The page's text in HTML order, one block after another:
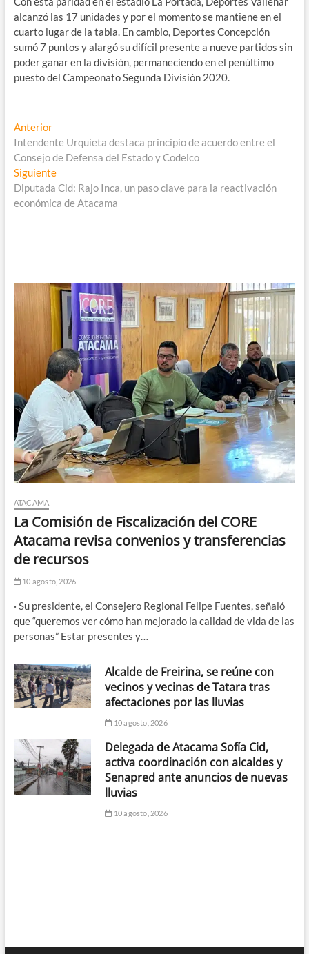
alcanzó las 17 unidades y por el momento se mantiene en el
cuarto lugar de la tabla. En cambio, Deportes Concepción
sumó 7 puntos y alargó su difícil presente a nueve partidos sin
poder ganar en la división, permaneciendo en el penúltimo
puesto del Campeonato Segunda División 2020.
Navegación
de
entradas
AnteriorEntrada
anterior:
Intendente Urquieta destaca principio de acuerdo entre el
Consejo de Defensa del Estado y Codelco
SiguienteEntrada
siguiente:
Diputada Cid: Rajo Inca, un paso clave para la reactivación
económica de Atacama
ATACAMA
La Comisión de Fiscalización del CORE
Atacama revisa convenios y transferencias
de recursos
10 agosto, 2026
· Su presidente, el Consejero Regional Felipe Fuentes, señaló
que “queremos ver cómo han mejorado la calidad de vida de las
personas” Estar presentes y…
Alcalde de Freirina, se reúne con
vecinos y vecinas de Tatara tras
afectaciones por las lluvias
10 agosto, 2026
Delegada de Atacama Sofía Cid,
activa coordinación con alcaldes y
Senapred ante anuncios de nuevas
lluvias
10 agosto, 2026